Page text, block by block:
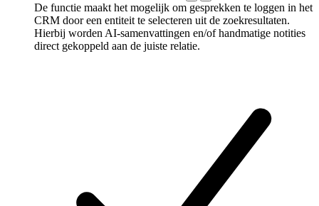
De functie maakt het mogelijk om gesprekken te loggen in het
CRM door een entiteit te selecteren uit de zoekresultaten.
Hierbij worden AI-samenvattingen en/of handmatige notities
direct gekoppeld aan de juiste relatie.